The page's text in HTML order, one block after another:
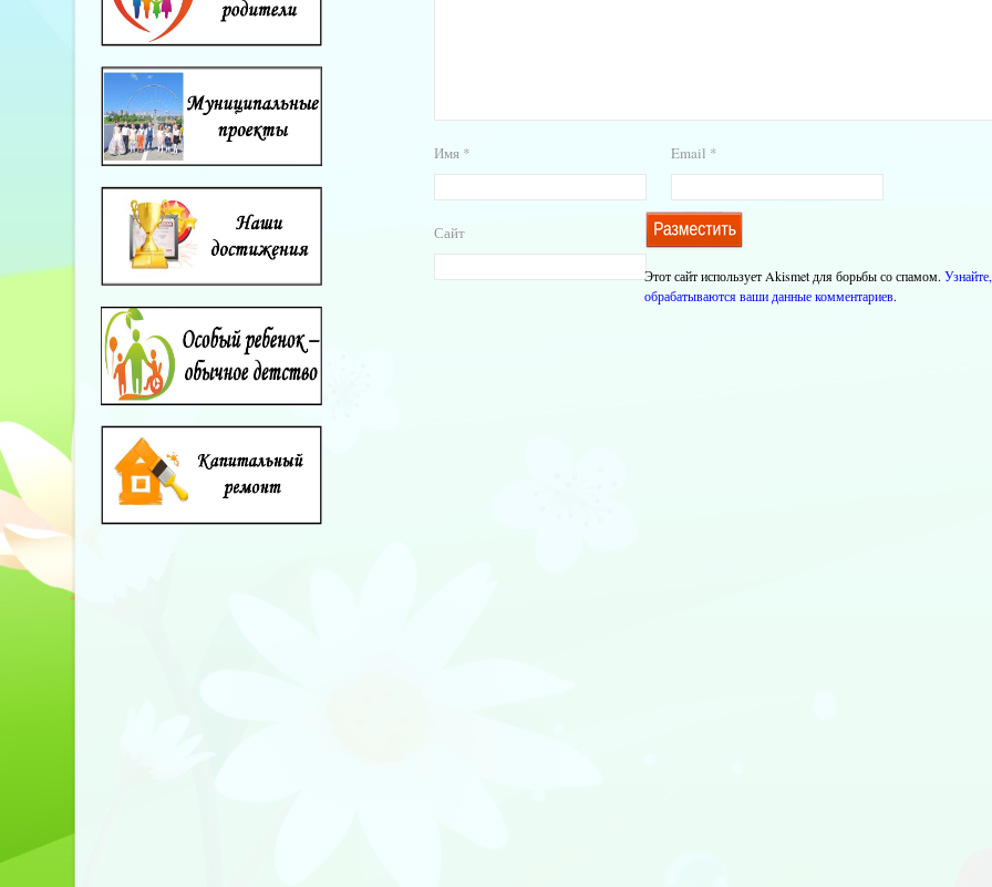
Имя * Email *
Сайт
Этот сайт использует Akismet для борьбы со спамом.
обрабатываются ваши данные комментариев.